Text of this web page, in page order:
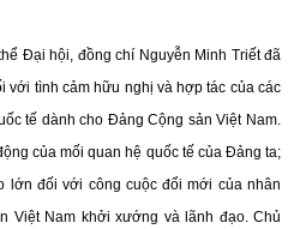
Đại hội, đồng chí Nguyễn Minh Triết đã
với tình cảm hữu nghị và hợp tác của các
tế dành cho Đảng Cộng sản Việt Nam.
của mối quan hệ quốc tế của Đảng ta;
lớn đối với công cuộc đổi mới của nhân
Việt Nam khởi xướng và lãnh đạo. Chủ